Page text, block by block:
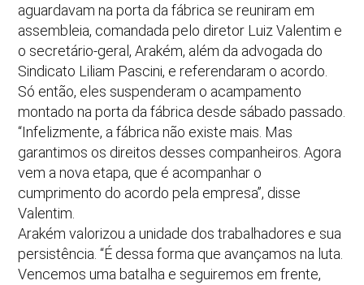
aguardavam na porta da fábrica se reuniram em
assembleia, comandada pelo diretor Luiz Valentim e
o secretário-geral, Arakém, além da advogada do
Sindicato Liliam Pascini, e referendaram o acordo.
Só então, eles suspenderam o acampamento
montado na porta da fábrica desde sábado passado.
“Infelizmente, a fábrica não existe mais. Mas
garantimos os direitos desses companheiros. Agora
vem a nova etapa, que é acompanhar o
cumprimento do acordo pela empresa”, disse
Valentim.
Arakém valorizou a unidade dos trabalhadores e sua
persistência. “É dessa forma que avançamos na luta.
Vencemos uma batalha e seguiremos em frente,